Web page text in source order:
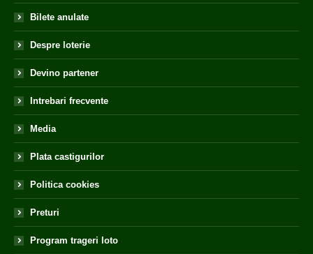
Bilete anulate
Despre loterie
Devino partener
Intrebari frecvente
Media
Plata castigurilor
Politica cookies
Preturi
Program trageri loto